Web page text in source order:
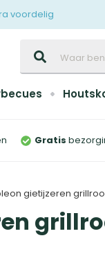
voordelig
Gratis
gietijzeren